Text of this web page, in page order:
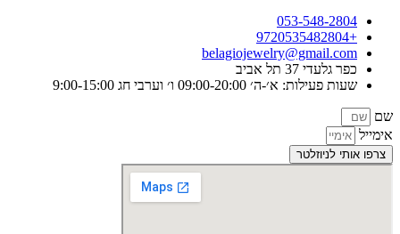
053-548-2804
+9720535482804
belagiojewelry@gmail.com
כפר גלעדי 37 תל אביב
שעות פעילות: א׳-ה׳ 09:00-20:00 ו׳ וערבי חג 9:00-15:00
שם
אימייל
צרפו אותי לניוזלטר